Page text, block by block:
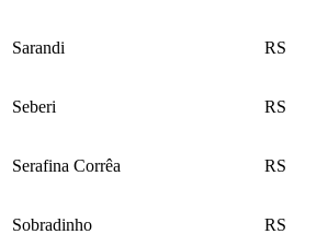
Sarandi RS
Seberi RS
Serafina Corrêa RS
Sobradinho RS